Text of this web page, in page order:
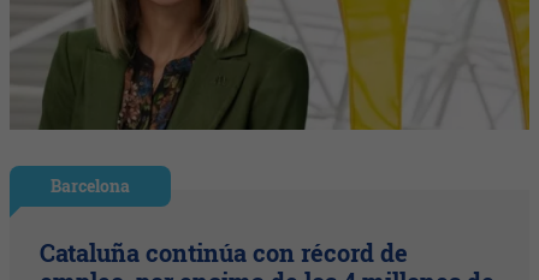
Barcelona
Cataluña continúa con récord de